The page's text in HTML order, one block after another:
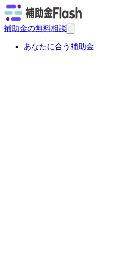
補助金の無料相談
あなたに合う補助金